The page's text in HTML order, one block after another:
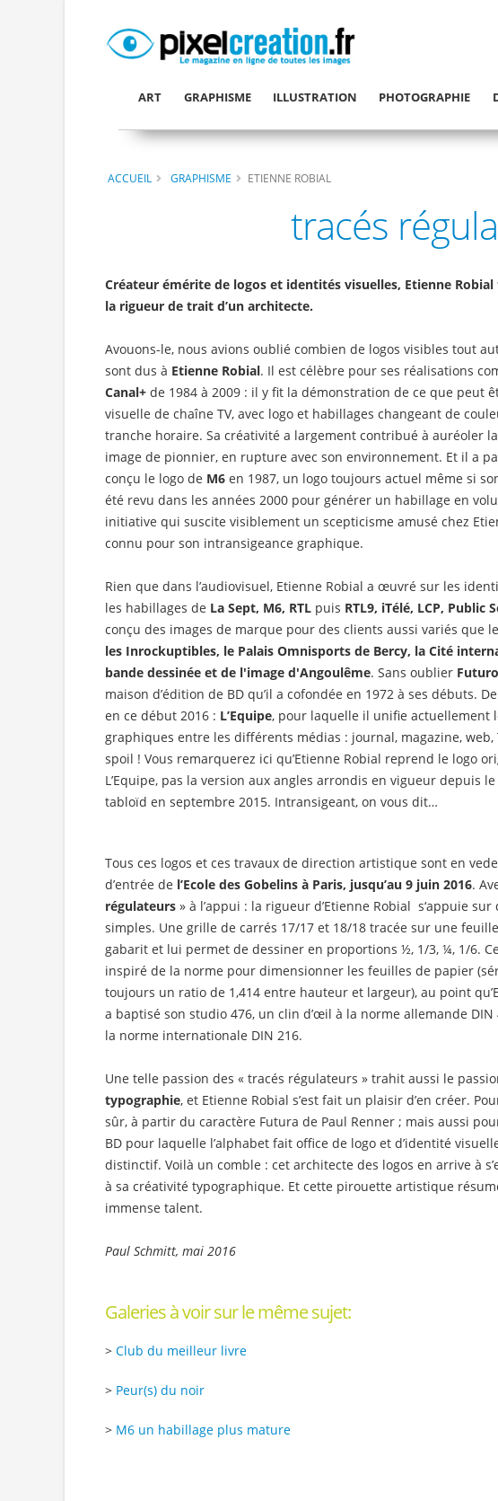
ART GRAPHISME ILLUSTRATION PHOTOGRAPHIE
ACCUEIL GRAPHISME ETIENNE ROBIAL
tracés
Créateur émérite de logos et identités visuelles, Etienne
la rigueur de trait d’un architecte.
Avouons-le, nous avions oublié combien de logos visibles tout
sont dus à Etienne Robial. Il est célèbre pour ses réalisations
Canal+ de 1984 à 2009 : il y fit la démonstration de ce que peut
visuelle de chaîne TV, avec logo et habillages changeant de
tranche horaire. Sa créativité a largement contribué à auréoler
image de pionnier, en rupture avec son environnement. Et il a
conçu le logo de M6 en 1987, un logo toujours actuel même si
été revu dans les années 2000 pour générer un habillage en
initiative qui suscite visiblement un scepticisme amusé chez
connu pour son intransigeance graphique.
Rien que dans l’audiovisuel, Etienne Robial a œuvré sur les
les habillages de La Sept, M6, RTL puis RTL9, iTélé, LCP, Public
conçu des images de marque pour des clients aussi variés que le
les Inrockuptibles, le Palais Omnisports de Bercy, la Cité
bande dessinée et de l'image d'Angoulême. Sans oublier
maison d’édition de BD qu’il a cofondée en 1972 à ses débuts.
en ce début 2016 : L’Equipe, pour laquelle il unifie actuellement
graphiques entre les différents médias : journal, magazine, web,
spoil ! Vous remarquerez ici qu’Etienne Robial reprend le logo
L’Equipe, pas la version aux angles arrondis en vigueur depuis
tabloïd en septembre 2015. Intransigeant, on vous dit…
Tous ces logos et ces travaux de direction artistique sont en
d’entrée de l’Ecole des Gobelins à Paris, jusqu’au 9 juin 2016.
régulateurs » à l’appui : la rigueur d’Etienne Robial s‘appuie sur
simples. Une grille de carrés 17/17 et 18/18 tracée sur une
gabarit et lui permet de dessiner en proportions ½, 1/3, ¼, 1/6.
inspiré de la norme pour dimensionner les feuilles de papier
toujours un ratio de 1,414 entre hauteur et largeur), au point
a baptisé son studio 476, un clin d’œil à la norme allemande DIN
la norme internationale DIN 216.
Une telle passion des « tracés régulateurs » trahit aussi le
typographie, et Etienne Robial s’est fait un plaisir d’en créer.
sûr, à partir du caractère Futura de Paul Renner ; mais aussi
BD pour laquelle l’alphabet fait office de logo et d’identité
distinctif. Voilà un comble : cet architecte des logos en arrive à
à sa créativité typographique. Et cette pirouette artistique
immense talent.
Paul Schmitt, mai 2016
Galeries à voir sur le même sujet:
> Club du meilleur livre
> Peur(s) du noir
> M6 un habillage plus mature